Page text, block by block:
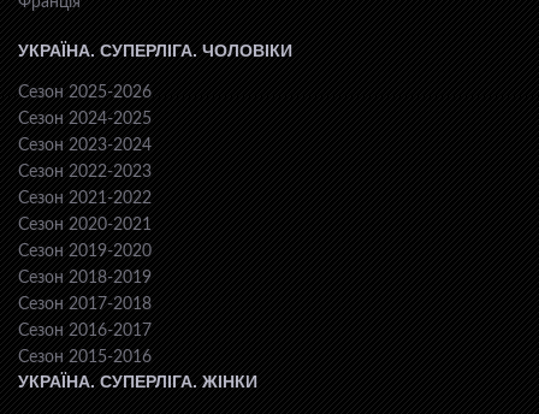
УКРАЇНА. СУПЕРЛІГА. ЧОЛОВІКИ
Сезон 2025-2026
Сезон 2024-2025
Сезон 2023-2024
Сезон 2022-2023
Сезон 2021-2022
Сезон 2020-2021
Сезон 2019-2020
Сезон 2018-2019
Сезон 2017-2018
Сезон 2016-2017
Сезон 2015-2016
УКРАЇНА. СУПЕРЛІГА. ЖІНКИ